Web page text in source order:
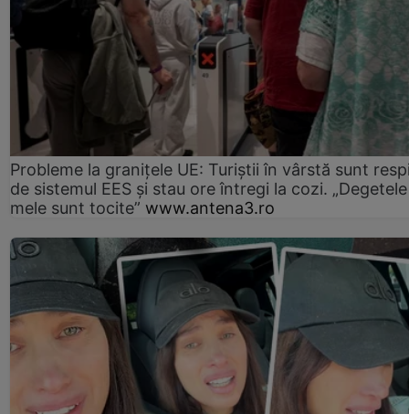
Probleme la granițele UE: Turiștii în vârstă sunt
de sistemul EES și stau ore întregi la cozi. „Degetele
mele sunt tocite” www.antena3.ro